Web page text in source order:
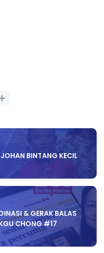
BINTANG KECIL
& GERAK BALAS
CHONG #17